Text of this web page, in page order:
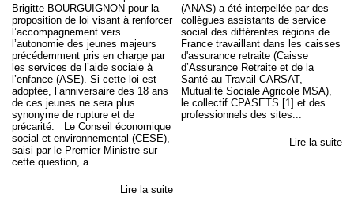
Brigitte BOURGUIGNON pour la
proposition de loi visant à renforcer
l’accompagnement vers
l’autonomie des jeunes majeurs
précédemment pris en charge par
les services de l’aide sociale à
l’enfance (ASE). Si cette loi est
adoptée, l’anniversaire des 18 ans
de ces jeunes ne sera plus
synonyme de rupture et de
précarité. Le Conseil économique
social et environnemental (CESE),
saisi par le Premier Ministre sur
cette question, a...
Lire la suite
(ANAS) a été interpellée par des
collègues assistants de service
social des différentes régions de
France travaillant dans les caisses
d'assurance retraite (Caisse
d’Assurance Retraite et de la
Santé au Travail CARSAT,
Mutualité Sociale Agricole MSA),
le collectif CPASETS [1] et des
professionnels des sites...
Lire la suite